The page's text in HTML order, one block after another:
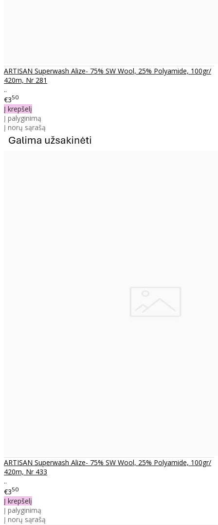
ARTISAN Superwash Alize- 75% SW Wool, 25% Polyamide, 100gr/
420m, Nr 281
..
€350
Į krepšelį
Į palyginimą
Į norų sąrašą
ARTISAN Superwash Alize- 75% SW Wool, 25% Polyamide, 100gr/
420m, Nr 433
..
€350
Į krepšelį
Į palyginimą
Į norų sąrašą